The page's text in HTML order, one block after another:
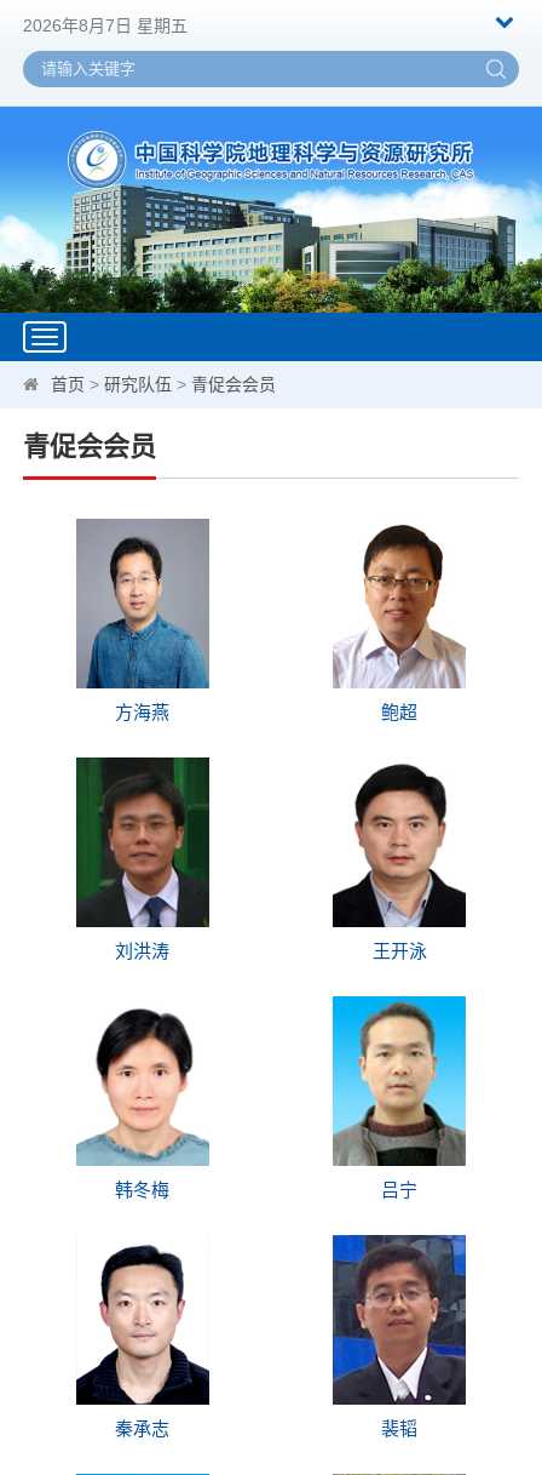
2026年8月7日 星期五
Toggle
navigation
首页 >研究队伍 >青促会会员
青促会会员
方海燕 鲍超
刘洪涛 王开泳
韩冬梅 吕宁
秦承志 裴韬